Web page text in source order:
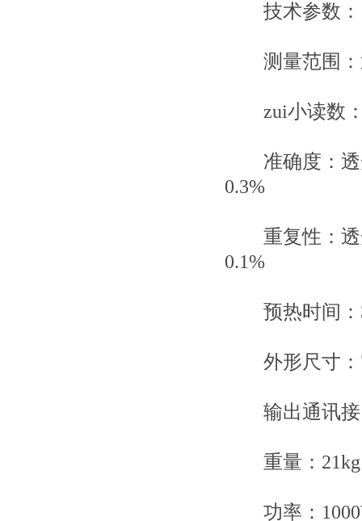
技术参数：
测量范围：透
zui小读数：
准确度：透光
0.3%
重复性：透光
0.1%
预热时间：
外形尺寸：
输出通讯接
重量：21kg
功率：